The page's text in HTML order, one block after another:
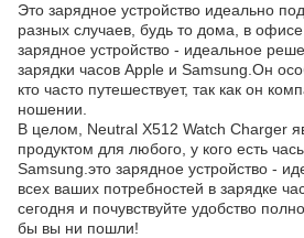
Это зарядное устройство идеально
разных случаев, будь то дома, в
зарядное устройство - идеальное
зарядки часов Apple и Samsung.Он
кто часто путешествует, так как он
ношении.
В целом, Neutral X512 Watch Charger
продуктом для любого, у кого есть
Samsung.это зарядное устройство -
всех ваших потребностей в зарядке
сегодня и почувствуйте удобство
бы вы ни пошли!